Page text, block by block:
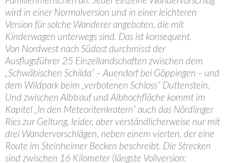
wird in einer Normalversion und in einer leichteren
Version für solche Wanderer angeboten, die mit
Kinderwagen unterwegs sind. Das ist konsequent.
Von Nordwest nach Südost durchmisst der
Ausflugsführer 25 Einzellandschaften zwischen dem
„Schwäbischen Schilda“ – Auendorf bei Göppingen – und
dem Wildpark beim „verbotenen Schloss“ Duttenstein.
Und zwischen Albtrauf und Albhochfläche kommt im
Kapitel „In den Meteoritenkratern“ auch das Nördlinger
Ries zur Geltung, leider, aber verständlicherweise nur mit
drei Wandervorschlägen, neben einem vierten, der eine
Route im Steinheimer Becken beschreibt. Die Strecken
sind zwischen 16 Kilometer (längste Vollversion: